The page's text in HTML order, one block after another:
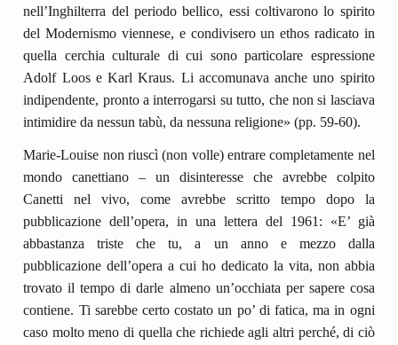
nell’Inghilterra del periodo bellico, essi coltivarono lo spirito
del Modernismo viennese, e condivisero un ethos radicato in
quella cerchia culturale di cui sono particolare espressione
Adolf Loos e Karl Kraus. Li accomunava anche uno spirito
indipendente, pronto a interrogarsi su tutto, che non si lasciava
intimidire da nessun tabù, da nessuna religione» (pp. 59-60).
Marie-Louise non riuscì (non volle) entrare completamente nel
mondo canettiano – un disinteresse che avrebbe colpito
Canetti nel vivo, come avrebbe scritto tempo dopo la
pubblicazione dell’opera, in una lettera del 1961: «E’ già
abbastanza triste che tu, a un anno e mezzo dalla
pubblicazione dell’opera a cui ho dedicato la vita, non abbia
trovato il tempo di darle almeno un’occhiata per sapere cosa
contiene. Ti sarebbe certo costato un po’ di fatica, ma in ogni
caso molto meno di quella che richiede agli altri perché, di ciò